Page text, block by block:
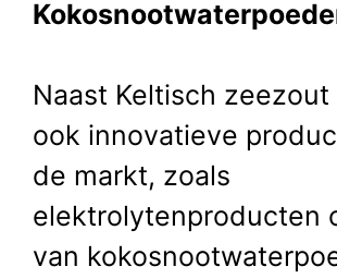
Naast Keltisch
ook innovatieve
de markt, zoals
elektrolytenproducten
van